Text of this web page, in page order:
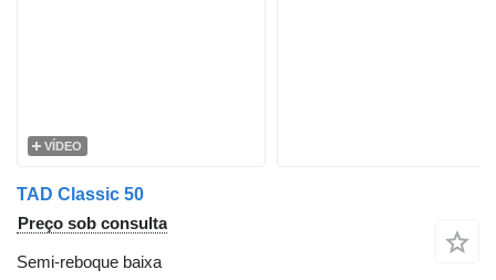
VÍDEO
TAD Classic 50
Preço sob consulta
Semi-reboque baixa